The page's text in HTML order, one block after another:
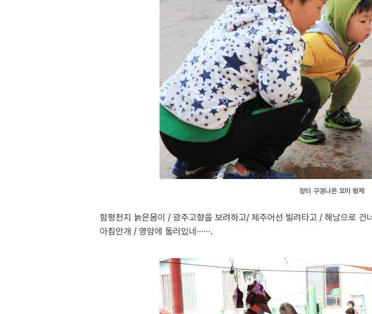
장터 구경나온 꼬마 형제
함평천지 늙은몸이 / 광주고향을 보려하고/ 제주어선 빌려타고 / 해남으로 건
아침안개 / 영암에 둘러있네…….